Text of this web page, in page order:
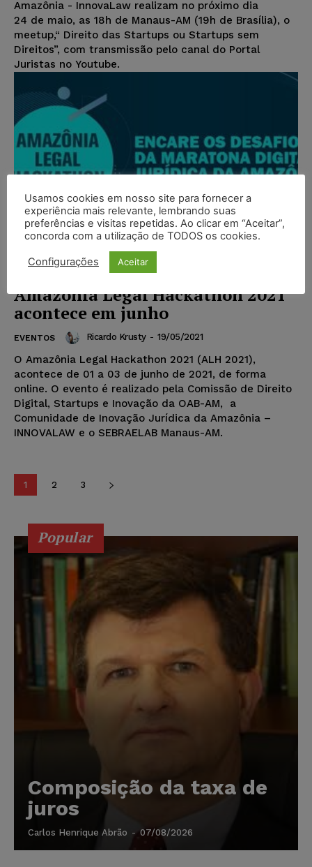
Amazônia - InnovaLaw realizam no próximo dia
24 de maio, as 18h de Manaus-AM (19h de Brasília), o
meetup,“ Direito das Startups ou Startups sem
Direitos”, com transmissão pelo canal do Portal
Juristas no Youtube.
Amazônia Legal Hackathon 2021
acontece em junho
EVENTOS Ricardo Krusty - 19/05/2021
O Amazônia Legal Hackathon 2021 (ALH 2021),
acontece de 01 a 03 de junho de 2021, de forma
online. O evento é realizado pela Comissão de Direito
Digital, Startups e Inovação da OAB-AM, a
Comunidade de Inovação Jurídica da Amazônia –
INNOVALAW e o SEBRAELAB Manaus-AM.
1 2 3
Popular
Composição da taxa de
juros
Carlos Henrique Abrão - 07/08/2026
Usamos cookies em nosso site para fornecer a
experiência mais relevante, lembrando suas
preferências e visitas repetidas. Ao clicar em “Aceitar”,
concorda com a utilização de TODOS os cookies.
Configurações Aceitar